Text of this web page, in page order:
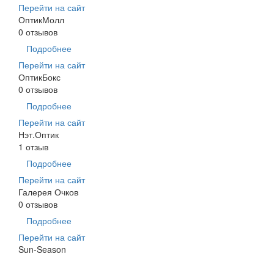
Перейти на сайт
ОптикМолл
0 отзывов
Подробнее
Перейти на сайт
ОптикБокс
0 отзывов
Подробнее
Перейти на сайт
Нэт.Оптик
1 отзыв
Подробнее
Перейти на сайт
Галерея Очков
0 отзывов
Подробнее
Перейти на сайт
Sun-Season